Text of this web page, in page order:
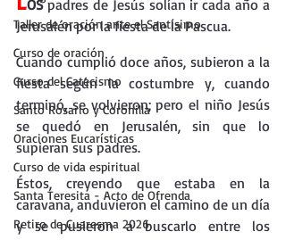
Taller de oración ante el Santísimo
Curso de oración
Curso del Catecismo
Santo Rosario y Coronilla
Oraciones Eucarísticas
Curso de vida espiritual
Santa Teresita - Acto de Ofrenda
Retiro de Cuaresma 2026
OS padres de Jesús solían ir cada año a
Jerusalén por la fiesta de la Pascua.
Cuando cumplió doce años, subieron a la
fiesta según la costumbre y, cuando
terminó, se volvieron; pero el niño Jesús
se quedó en Jerusalén, sin que lo
supieran sus padres.
Éstos, creyendo que estaba en la
caravana, anduvieron el camino de un día
y se pusieron a buscarlo entre los